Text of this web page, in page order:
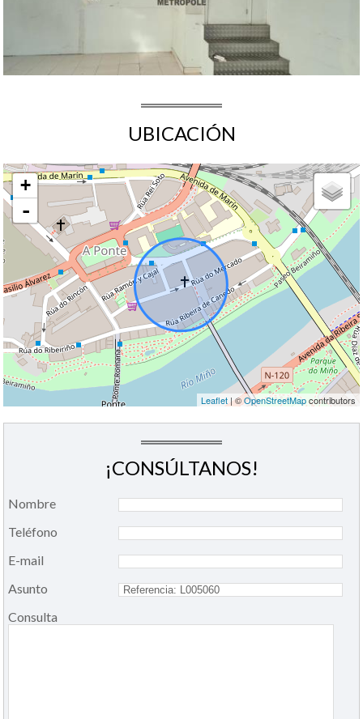
UBICACIÓN
+
-
Leaflet| ©OpenStreetMapcontributors
¡CONSÚLTANOS!
Nombre
Teléfono
E-mail
Asunto
Consulta